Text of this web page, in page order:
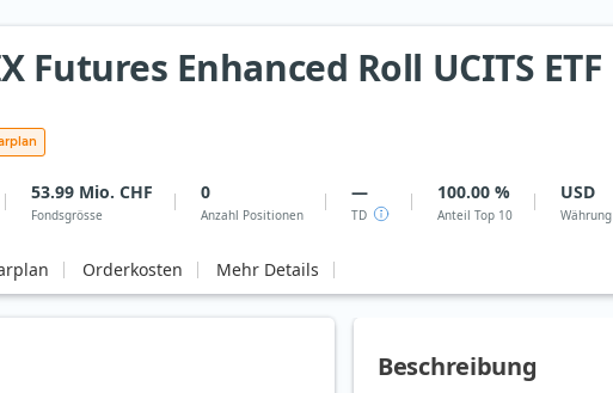
Futures Enhanced Roll UCITS ETF
53.99 Mio. CHF
Fondsgrösse
0
Anzahl Positionen
—
TD
100.00 %
Anteil Top 10
USD
Währung
Orderkosten Mehr Details
Beschreibung